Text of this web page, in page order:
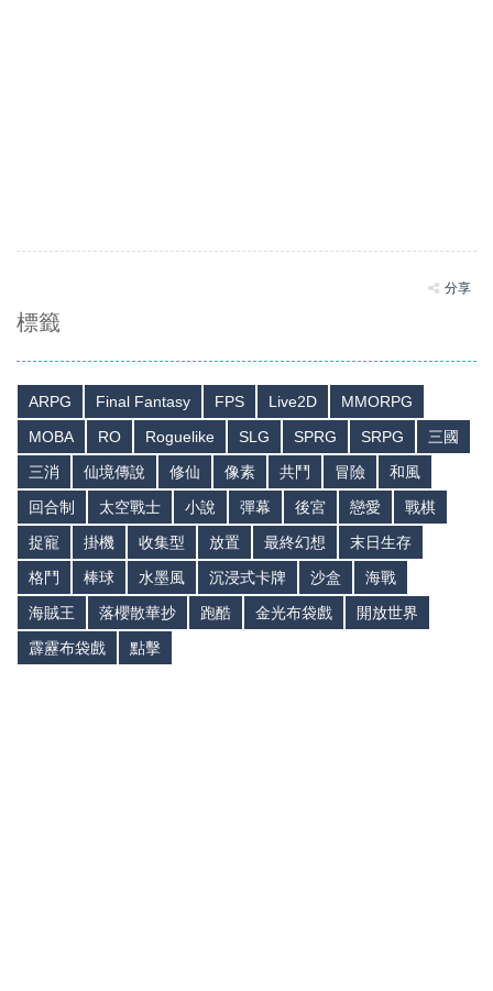
分享
標籤
ARPG Final Fantasy FPS Live2D
MMORPG
MOBA
RO Roguelike SLG SPRG SRPG
三國
三消
仙境傳說 修仙 像素 共鬥 冒險
和風
回合制
太空戰士 小說 彈幕 後宮 戀愛
戰棋
捉寵
掛機 收集型 放置 最終幻想
末日生存
格鬥
棒球 水墨風 沉浸式卡牌 沙盒
海戰
海賊王
落櫻散華抄 跑酷 金光布袋戲
開放世界
霹靂布袋戲
點擊